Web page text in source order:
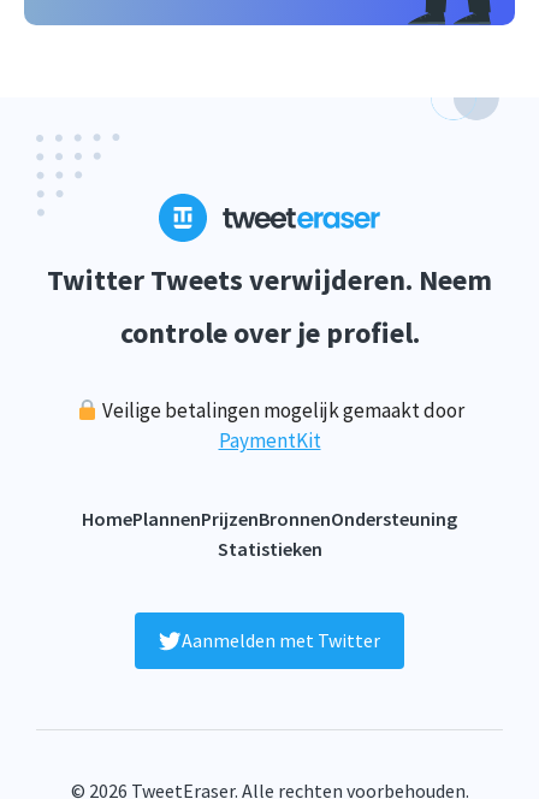
Twitter Tweets verwijderen. Neem
controle over je profiel.
Veilige betalingen mogelijk gemaakt door
PaymentKit
HomePlannenPrijzenBronnenOndersteuning
Statistieken
Aanmelden met Twitter
© 2026 TweetEraser. Alle rechten voorbehouden.